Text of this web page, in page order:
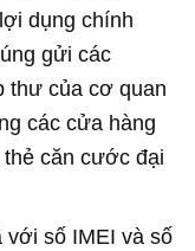
dụng chính
gửi các
thư của cơ quan
các cửa hàng
căn cước đại
với số IMEI và số